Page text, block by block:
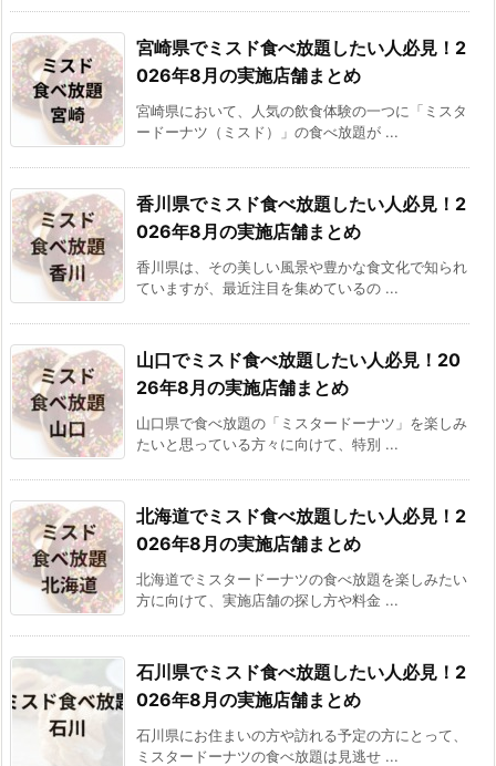
宮崎県でミスド食べ放題したい人必見！2
026年8月の実施店舗まとめ
宮崎県において、人気の飲食体験の一つに「ミスタ
ードーナツ（ミスド）」の食べ放題が ...
香川県でミスド食べ放題したい人必見！2
026年8月の実施店舗まとめ
香川県は、その美しい風景や豊かな食文化で知られ
ていますが、最近注目を集めているの ...
山口でミスド食べ放題したい人必見！20
26年8月の実施店舗まとめ
山口県で食べ放題の「ミスタードーナツ」を楽しみ
たいと思っている方々に向けて、特別 ...
北海道でミスド食べ放題したい人必見！2
026年8月の実施店舗まとめ
北海道でミスタードーナツの食べ放題を楽しみたい
方に向けて、実施店舗の探し方や料金 ...
石川県でミスド食べ放題したい人必見！2
026年8月の実施店舗まとめ
石川県にお住まいの方や訪れる予定の方にとって、
ミスタードーナツの食べ放題は見逃せ ...